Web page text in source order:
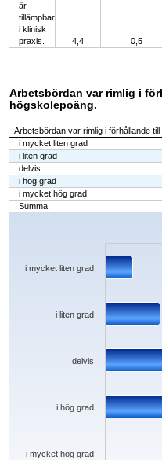
är
tillämpbar
i klinisk
praxis.
4,4 0,5
Arbetsbördan var rimlig i
högskolepoäng.
Arbetsbördan var rimlig i förhållande
i mycket liten grad
i liten grad
delvis
i hög grad
i mycket hög grad
Summa
Chart
The chart has 1 X axis displaying
The chart has 1 Y axis displaying
i mycket hög grad
i hög grad
delvis
i liten grad
i mycket liten grad